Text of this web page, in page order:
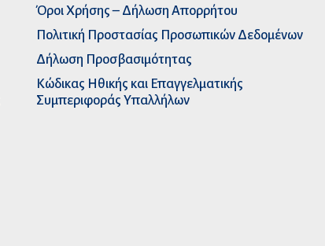
Όροι Χρήσης – Δήλωση Απορρήτου
Πολιτική Προστασίας Προσωπικών Δεδομένων
Δήλωση Προσβασιμότητας
Κώδικας Ηθικής και Επαγγελματικής
Συμπεριφοράς Υπαλλήλων